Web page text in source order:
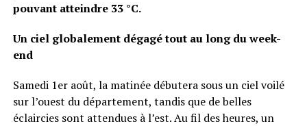
pouvant atteindre 33 °C.
Un ciel globalement dégagé tout au long du week-
end
Samedi 1er août, la matinée débutera sous un ciel voilé
sur l’ouest du département, tandis que de belles
éclaircies sont attendues à l’est. Au fil des heures, un